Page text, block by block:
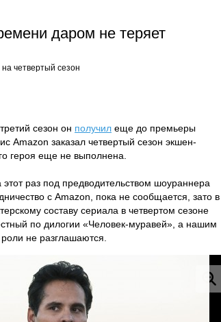
даром не теряет
четвертый сезон
сезон он получил еще до премьеры
Amazon заказал четвертый сезон экшен-
героя еще не выполнена.
раз под предводительством шоураннера
с Amazon, пока не сообщается, зато в
составу сериала в четвертом сезоне
по дилогии «Человек-муравей», а нашим
не разглашаются.